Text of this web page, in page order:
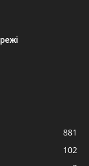
881
102